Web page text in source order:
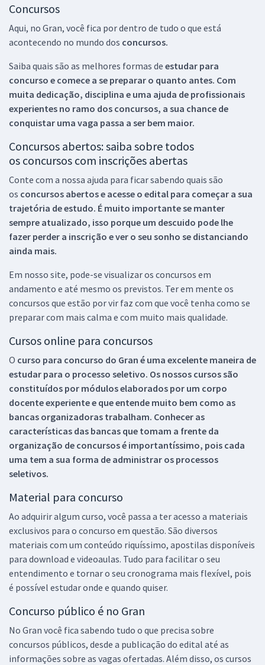
Concursos
Aqui, no Gran, você fica por dentro de tudo o que está
acontecendo no mundo dos concursos.
Saiba quais são as melhores formas de estudar para
concurso e comece a se preparar o quanto antes. Com
muita dedicação, disciplina e uma ajuda de profissionais
experientes no ramo dos concursos, a sua chance de
conquistar uma vaga passa a ser bem maior.
Concursos abertos: saiba sobre todos
os concursos com inscrições abertas
Conte com a nossa ajuda para ficar sabendo quais são
os concursos abertos e acesse o edital para começar a sua
trajetória de estudo. É muito importante se manter
sempre atualizado, isso porque um descuido pode lhe
fazer perder a inscrição e ver o seu sonho se distanciando
ainda mais.
Em nosso site, pode-se visualizar os concursos em
andamento e até mesmo os previstos. Ter em mente os
concursos que estão por vir faz com que você tenha como se
preparar com mais calma e com muito mais qualidade.
Cursos online para concursos
O curso para concurso do Gran é uma excelente maneira de
estudar para o processo seletivo. Os nossos cursos são
constituídos por módulos elaborados por um corpo
docente experiente e que entende muito bem como as
bancas organizadoras trabalham. Conhecer as
características das bancas que tomam a frente da
organização de concursos é importantíssimo, pois cada
uma tem a sua forma de administrar os processos
seletivos.
Material para concurso
Ao adquirir algum curso, você passa a ter acesso a materiais
exclusivos para o concurso em questão. São diversos
materiais com um conteúdo riquíssimo, apostilas disponíveis
para download e videoaulas. Tudo para facilitar o seu
entendimento e tornar o seu cronograma mais flexível, pois
é possível estudar onde e quando quiser.
Concurso público é no Gran
No Gran você fica sabendo tudo o que precisa sobre
concursos públicos, desde a publicação do edital até as
informações sobre as vagas ofertadas. Além disso, os cursos